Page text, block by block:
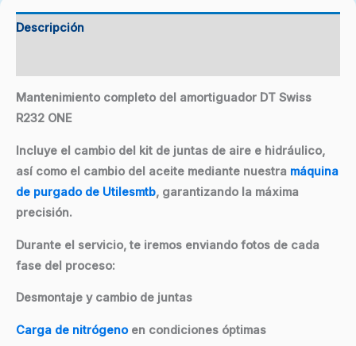
Descripción
Mantenimiento completo del amortiguador DT Swiss
R232 ONE
Incluye el cambio del kit de juntas de aire e hidráulico,
así como el cambio del aceite mediante nuestra máquina
de purgado de Utilesmtb, garantizando la máxima
precisión.
Durante el servicio, te iremos enviando fotos de cada
fase del proceso:
Desmontaje y cambio de juntas
Carga de nitrógenoen condiciones óptimas